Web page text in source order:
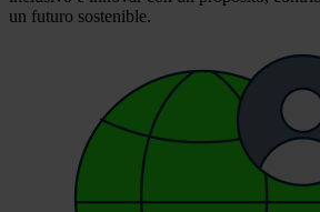
un futuro sostenible.